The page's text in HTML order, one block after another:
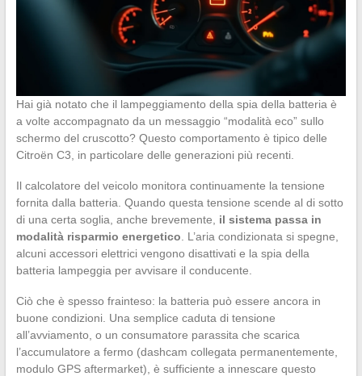
Hai già notato che il lampeggiamento della spia della batteria è
a volte accompagnato da un messaggio “modalità eco” sullo
schermo del cruscotto? Questo comportamento è tipico delle
Citroën C3, in particolare delle generazioni più recenti.
Il calcolatore del veicolo monitora continuamente la tensione
fornita dalla batteria. Quando questa tensione scende al di sotto
di una certa soglia, anche brevemente, il sistema passa in
modalità risparmio energetico . L’aria condizionata si spegne,
alcuni accessori elettrici vengono disattivati e la spia della
batteria lampeggia per avvisare il conducente.
Ciò che è spesso frainteso: la batteria può essere ancora in
buone condizioni. Una semplice caduta di tensione
all’avviamento, o un consumatore parassita che scarica
l’accumulatore a fermo (dashcam collegata permanentemente,
modulo GPS aftermarket), è sufficiente a innescare questo